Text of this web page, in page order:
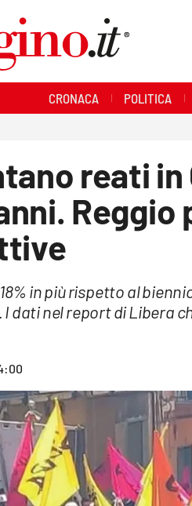
CRONACA POLITICA
reati in
in più rispetto al
I dati nel report di Libera